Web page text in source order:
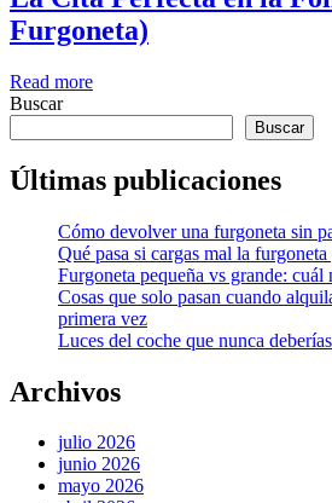
Furgoneta)
Read more
Buscar
Buscar
Últimas publicaciones
Cómo devolver una furgoneta sin
Qué pasa si cargas mal la
Furgoneta pequeña vs grande: cuál
Cosas que solo pasan cuando
primera vez
Luces del coche que nunca
Archivos
julio 2026
junio 2026
mayo 2026